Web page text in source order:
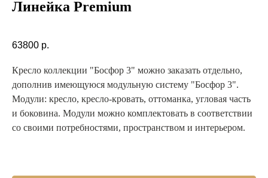
Линейка Premium
63800 р.
Кресло коллекции "Босфор 3" можно заказать отдельно,
дополнив имеющуюся модульную систему "Босфор 3".
Модули: кресло, кресло-кровать, оттоманка, угловая часть
и боковина. Модули можно комплектовать в соответствии
со своими потребностями, пространством и интерьером.